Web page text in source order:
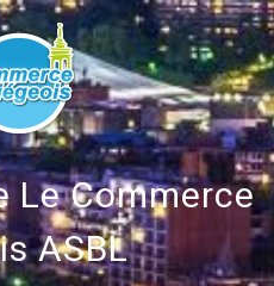
Le Commerce
ASBL